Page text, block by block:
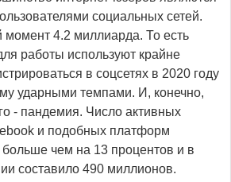
социальных сетей.
4.2 миллиарда. То есть
работы используют крайне
в соцсетях в 2020 году
ударными темпами. И, конечно,
- пандемия. Число активных
и подобных платформ
больше чем на 13 процентов и в
составило 490 миллионов.